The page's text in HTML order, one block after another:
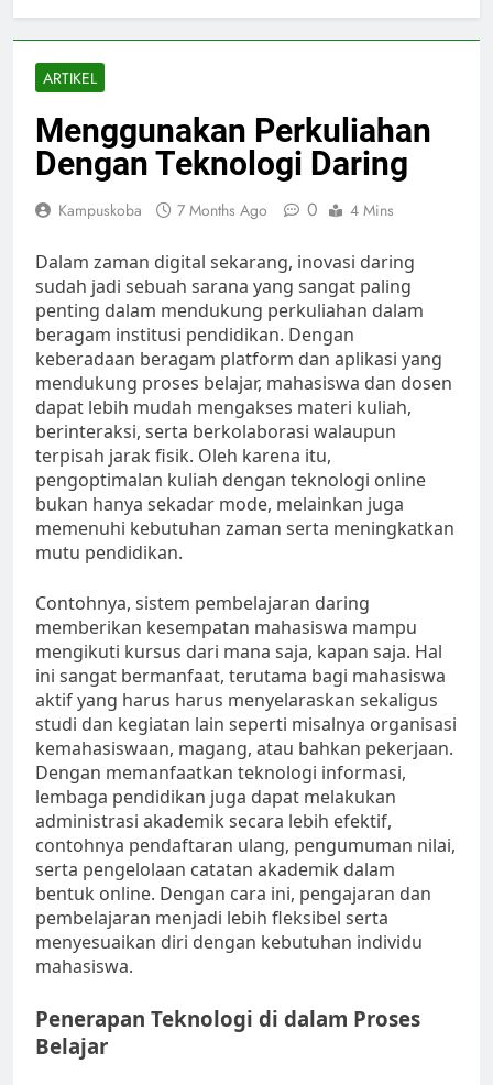
ARTIKEL
Menggunakan Perkuliahan
Dengan Teknologi Daring
Kampuskoba 7 Months Ago 0 4 Mins
Dalam zaman digital sekarang, inovasi daring
sudah jadi sebuah sarana yang sangat paling
penting dalam mendukung perkuliahan dalam
beragam institusi pendidikan. Dengan
keberadaan beragam platform dan aplikasi yang
mendukung proses belajar, mahasiswa dan dosen
dapat lebih mudah mengakses materi kuliah,
berinteraksi, serta berkolaborasi walaupun
terpisah jarak fisik. Oleh karena itu,
pengoptimalan kuliah dengan teknologi online
bukan hanya sekadar mode, melainkan juga
memenuhi kebutuhan zaman serta meningkatkan
mutu pendidikan.
Contohnya, sistem pembelajaran daring
memberikan kesempatan mahasiswa mampu
mengikuti kursus dari mana saja, kapan saja. Hal
ini sangat bermanfaat, terutama bagi mahasiswa
aktif yang harus harus menyelaraskan sekaligus
studi dan kegiatan lain seperti misalnya organisasi
kemahasiswaan, magang, atau bahkan pekerjaan.
Dengan memanfaatkan teknologi informasi,
lembaga pendidikan juga dapat melakukan
administrasi akademik secara lebih efektif,
contohnya pendaftaran ulang, pengumuman nilai,
serta pengelolaan catatan akademik dalam
bentuk online. Dengan cara ini, pengajaran dan
pembelajaran menjadi lebih fleksibel serta
menyesuaikan diri dengan kebutuhan individu
mahasiswa.
Penerapan Teknologi di dalam Proses
Belajar